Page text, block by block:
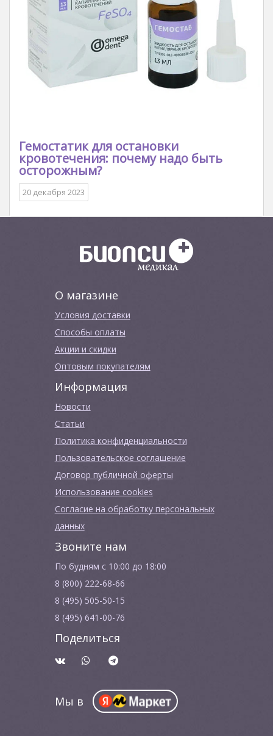
Гемостатик для остановки
кровотечения: почему надо быть
осторожным?
20 декабря 2023
О магазине
Условия доставки
Способы оплаты
Акции и скидки
Оптовым покупателям
Информация
Новости
Cтатьи
Политика конфиденциальности
Пользовательское соглашение
Договор публичной оферты
Использование cookies
Согласие на обработку персональных
данных
Звоните нам
По будням с 10:00 до 18:00
8 (800) 222-68-66
8 (495) 505-50-15
8 (495) 641-00-76
Поделиться
Мы в